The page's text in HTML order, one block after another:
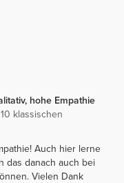
hohe Empathie
klassischen
Auch hier lerne
das danach auch bei
Vielen Dank